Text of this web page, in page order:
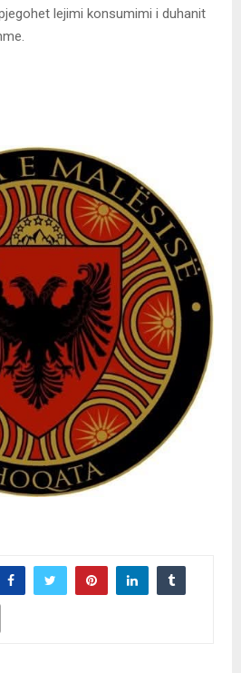
lejimi konsumimi i duhanit